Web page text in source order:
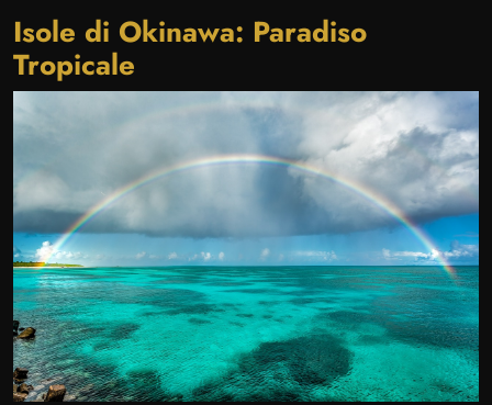
Isole di Okinawa: Paradiso
Tropicale